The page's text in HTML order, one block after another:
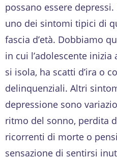
possano essere
uno dei sintomi tipici di
fascia d’età. Dobbiamo
in cui l’adolescente
si isola, ha scatti d’ira o
delinquenziali. Altri
depressione sono
ritmo del sonno, perdita
ricorrenti di morte o
sensazione di sentirsi